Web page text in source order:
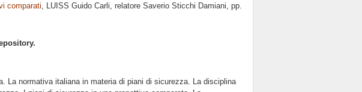
comparati, LUISS Guido Carli, relatore Saverio Sticchi Damiani, pp.
La normativa italiana in materia di piani di sicurezza. La disciplina